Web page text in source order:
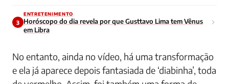
3
ENTRETENIMENTO
Horóscopo do dia revela por que Gusttavo Lima tem Vênus
em Libra
No entanto, ainda no vídeo, há uma transformação
e ela já aparece depois fantasiada de ‘diabinha’, toda